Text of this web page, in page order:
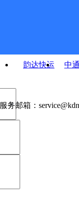
韵达快运
中
服务邮箱：